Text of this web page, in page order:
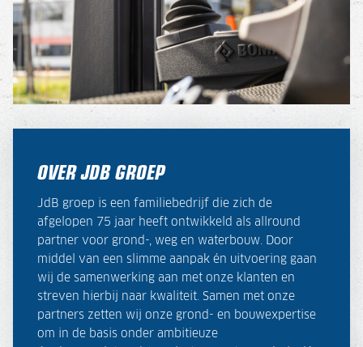
OVER JDB GROEP
JdB groep is een familiebedrijf die zich de
afgelopen 75 jaar heeft ontwikkeld als allround
partner voor grond-, weg en waterbouw. Door
middel van een slimme aanpak én uitvoering gaan
wij de samenwerking aan met onze klanten en
streven hierbij naar kwaliteit. Samen met onze
partners zetten wij onze grond- en bouwexpertise
om in de basis onder ambitieuze